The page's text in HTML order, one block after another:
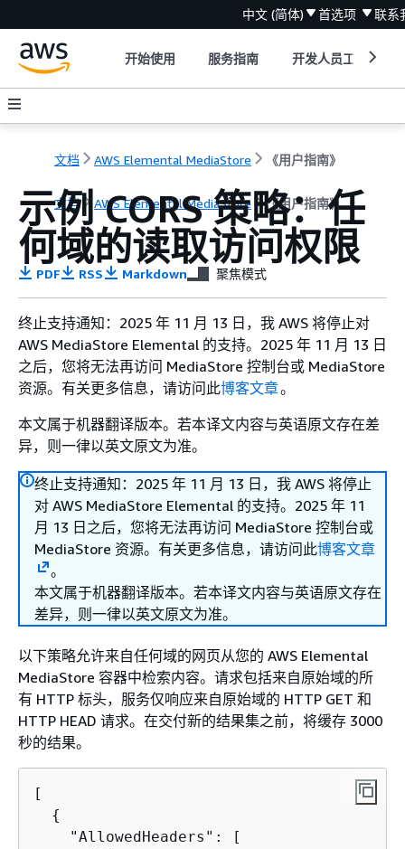
中文 (简体) 首选项 联系
开始使用 服务指南 开发人员工具
文档 AWS Elemental MediaStore 《用户指南》
文档 AWS Elemental MediaStore 《用户指南》
示例 CORS 策略：任
何域的读取访问权限
PDF RSS Markdown 聚焦模式
终止支持通知：2025 年 11 月 13 日，我 AWS 将停止对
AWS MediaStore Elemental 的支持。2025 年 11 月 13 日
之后，您将无法再访问 MediaStore 控制台或 MediaStore
资源。有关更多信息，请访问此博客文章。
本文属于机器翻译版本。若本译文内容与英语原文存在差
异，则一律以英文原文为准。
终止支持通知：2025 年 11 月 13 日，我 AWS 将停止
对 AWS MediaStore Elemental 的支持。2025 年 11
月 13 日之后，您将无法再访问 MediaStore 控制台或
MediaStore 资源。有关更多信息，请访问此博客文章
。
本文属于机器翻译版本。若本译文内容与英语原文存在
差异，则一律以英文原文为准。
以下策略允许来自任何域的网页从您的 AWS Elemental
MediaStore 容器中检索内容。请求包括来自原始域的所
有 HTTP 标头，服务仅响应来自原始域的 HTTP GET 和
HTTP HEAD 请求。在交付新的结果集之前，将缓存 3000
秒的结果。
[
{
    "AllowedHeaders": [